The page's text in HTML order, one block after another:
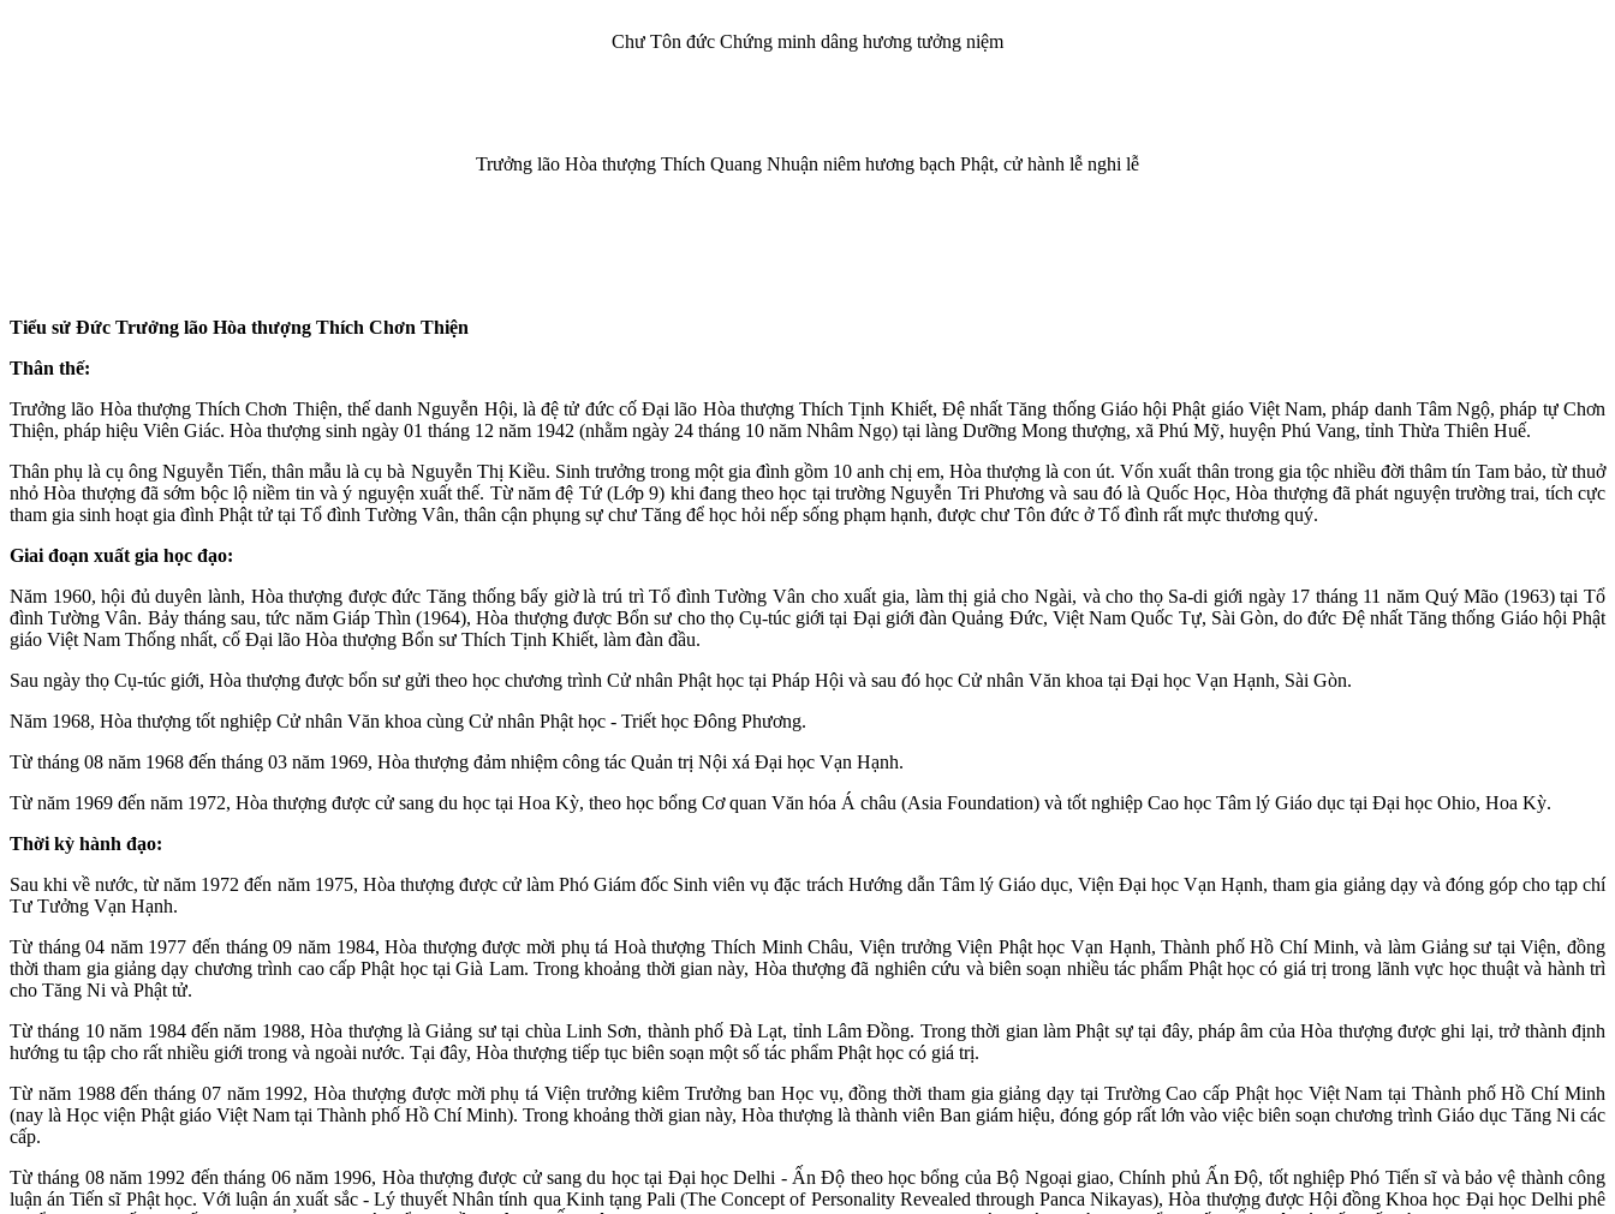
Chư Tôn đức Chứng minh dâng hương tưởng niệm
Trưởng lão Hòa thượng Thích Quang Nhuận niêm hương bạch Phật, cử hành lễ nghi lễ
Tiểu sử Đức Trưởng lão Hòa thượng Thích Chơn Thiện
Thân thế:
Trưởng lão Hòa thượng Thích Chơn Thiện, thế danh Nguyễn Hội, là đệ tử đức cố Đại lão Hòa thượng Thích Tịnh Khiết, Đệ nhất Tăng thống Giáo hội Phật giáo Việt Nam, pháp danh Tâm Ngộ, pháp tự Chơn
Thiện, pháp hiệu Viên Giác. Hòa thượng sinh ngày 01 tháng 12 năm 1942 (nhằm ngày 24 tháng 10 năm Nhâm Ngọ) tại làng Dưỡng Mong thượng, xã Phú Mỹ, huyện Phú Vang, tỉnh Thừa Thiên Huế.
Thân phụ là cụ ông Nguyễn Tiến, thân mẫu là cụ bà Nguyễn Thị Kiều. Sinh trưởng trong một gia đình gồm 10 anh chị em, Hòa thượng là con út. Vốn xuất thân trong gia tộc nhiều đời thâm tín Tam bảo, từ thuở
nhỏ Hòa thượng đã sớm bộc lộ niềm tin và ý nguyện xuất thế. Từ năm đệ Tứ (Lớp 9) khi đang theo học tại trường Nguyễn Tri Phương và sau đó là Quốc Học, Hòa thượng đã phát nguyện trường trai, tích cực
tham gia sinh hoạt gia đình Phật tử tại Tổ đình Tường Vân, thân cận phụng sự chư Tăng để học hỏi nếp sống phạm hạnh, được chư Tôn đức ở Tổ đình rất mực thương quý.
Giai đoạn xuất gia học đạo:
Năm 1960, hội đủ duyên lành, Hòa thượng được đức Tăng thống bấy giờ là trú trì Tổ đình Tường Vân cho xuất gia, làm thị giả cho Ngài, và cho thọ Sa-di giới ngày 17 tháng 11 năm Quý Mão (1963) tại Tổ
đình Tường Vân. Bảy tháng sau, tức năm Giáp Thìn (1964), Hòa thượng được Bổn sư cho thọ Cụ-túc giới tại Đại giới đàn Quảng Đức, Việt Nam Quốc Tự, Sài Gòn, do đức Đệ nhất Tăng thống Giáo hội Phật
giáo Việt Nam Thống nhất, cố Đại lão Hòa thượng Bổn sư Thích Tịnh Khiết, làm đàn đầu.
Sau ngày thọ Cụ-túc giới, Hòa thượng được bổn sư gửi theo học chương trình Cử nhân Phật học tại Pháp Hội và sau đó học Cử nhân Văn khoa tại Đại học Vạn Hạnh, Sài Gòn.
Năm 1968, Hòa thượng tốt nghiệp Cử nhân Văn khoa cùng Cử nhân Phật học - Triết học Đông Phương.
Từ tháng 08 năm 1968 đến tháng 03 năm 1969, Hòa thượng đảm nhiệm công tác Quản trị Nội xá Đại học Vạn Hạnh.
Từ năm 1969 đến năm 1972, Hòa thượng được cử sang du học tại Hoa Kỳ, theo học bổng Cơ quan Văn hóa Á châu (Asia Foundation) và tốt nghiệp Cao học Tâm lý Giáo dục tại Đại học Ohio, Hoa Kỳ.
Thời kỳ hành đạo:
Sau khi về nước, từ năm 1972 đến năm 1975, Hòa thượng được cử làm Phó Giám đốc Sinh viên vụ đặc trách Hướng dẫn Tâm lý Giáo dục, Viện Đại học Vạn Hạnh, tham gia giảng dạy và đóng góp cho tạp chí
Tư Tưởng Vạn Hạnh.
Từ tháng 04 năm 1977 đến tháng 09 năm 1984, Hòa thượng được mời phụ tá Hoà thượng Thích Minh Châu, Viện trưởng Viện Phật học Vạn Hạnh, Thành phố Hồ Chí Minh, và làm Giảng sư tại Viện, đồng
thời tham gia giảng dạy chương trình cao cấp Phật học tại Già Lam. Trong khoảng thời gian này, Hòa thượng đã nghiên cứu và biên soạn nhiều tác phẩm Phật học có giá trị trong lãnh vực học thuật và hành trì
cho Tăng Ni và Phật tử.
Từ tháng 10 năm 1984 đến năm 1988, Hòa thượng là Giảng sư tại chùa Linh Sơn, thành phố Đà Lạt, tỉnh Lâm Đồng. Trong thời gian làm Phật sự tại đây, pháp âm của Hòa thượng được ghi lại, trở thành định
hướng tu tập cho rất nhiều giới trong và ngoài nước. Tại đây, Hòa thượng tiếp tục biên soạn một số tác phẩm Phật học có giá trị.
Từ năm 1988 đến tháng 07 năm 1992, Hòa thượng được mời phụ tá Viện trưởng kiêm Trưởng ban Học vụ, đồng thời tham gia giảng dạy tại Trường Cao cấp Phật học Việt Nam tại Thành phố Hồ Chí Minh
(nay là Học viện Phật giáo Việt Nam tại Thành phố Hồ Chí Minh). Trong khoảng thời gian này, Hòa thượng là thành viên Ban giám hiệu, đóng góp rất lớn vào việc biên soạn chương trình Giáo dục Tăng Ni các
cấp.
Từ tháng 08 năm 1992 đến tháng 06 năm 1996, Hòa thượng được cử sang du học tại Đại học Delhi - Ấn Độ theo học bổng của Bộ Ngoại giao, Chính phủ Ấn Độ, tốt nghiệp Phó Tiến sĩ và bảo vệ thành công
luận án Tiến sĩ Phật học. Với luận án xuất sắc - Lý thuyết Nhân tính qua Kinh tạng Pali (The Concept of Personality Revealed through Panca Nikayas), Hòa thượng được Hội đồng Khoa học Đại học Delhi phê